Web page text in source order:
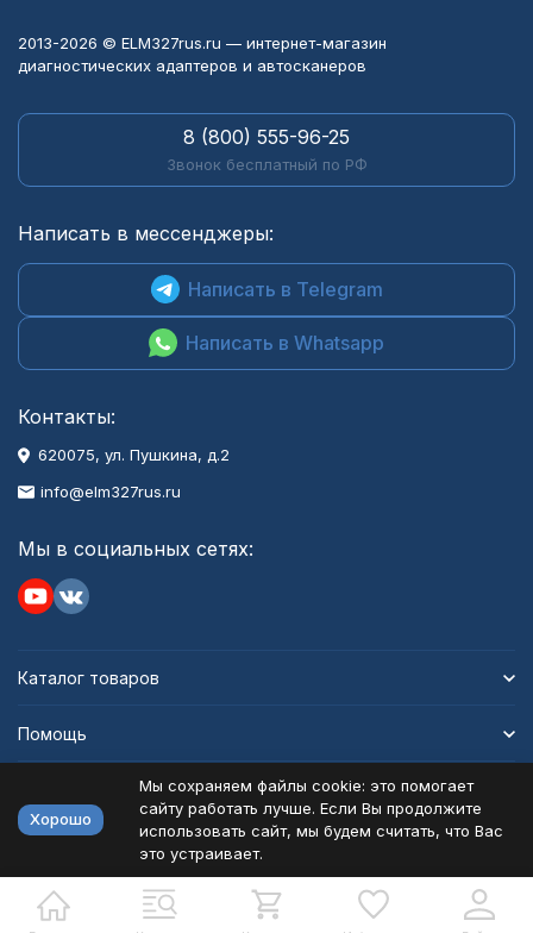
2013-2026 © ELM327rus.ru — интернет-магазин
диагностических адаптеров и автосканеров
8 (800) 555-96-25
Звонок бесплатный по РФ
Написать в мессенджеры:
Написать в Telegram
Написать в Whatsapp
Контакты:
620075, ул. Пушкина, д.2
info@elm327rus.ru
Мы в социальных сетях:
Каталог товаров
Помощь
Политика персональных данных
Разработано в bodysite.ru
Хорошо
Мы сохраняем файлы cookie: это помогает
сайту работать лучше. Если Вы продолжите
использовать сайт, мы будем считать, что Вас
это устраивает.